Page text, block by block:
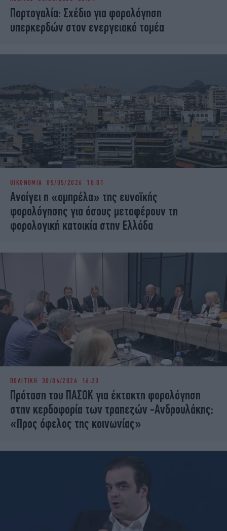
Πορτογαλία: Σχέδιο για φορολόγηση
υπερκερδών στον ενεργειακό τομέα
ΟΙΚΟΝΟΜΙΑ 05/05/2026 10:01
Ανοίγει η «ομπρέλα» της ευνοϊκής
φορολόγησης για όσους μεταφέρουν τη
φορολογική κατοικία στην Ελλάδα
ΠΟΛΙΤΙΚΗ 30/04/2026 16:23
Πρόταση του ΠΑΣΟΚ για έκτακτη φορολόγηση
στην κερδοφορία των τραπεζών -Ανδρουλάκης:
«Προς όφελος της κοινωνίας»